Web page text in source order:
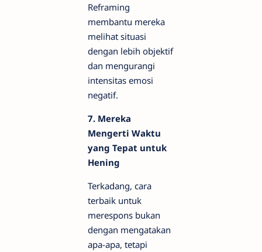
Reframing
membantu mereka
melihat situasi
dengan lebih objektif
dan mengurangi
intensitas emosi
negatif.
7. Mereka
Mengerti Waktu
yang Tepat untuk
Hening
Terkadang, cara
terbaik untuk
merespons bukan
dengan mengatakan
apa-apa, tetapi